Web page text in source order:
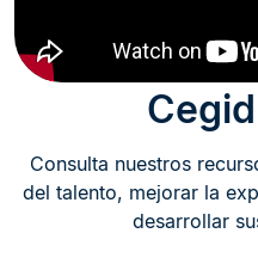
Consulta nuestros
del talento, mejorar la
desarrollar